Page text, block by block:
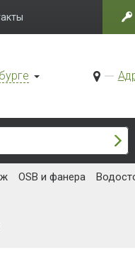
OSB и фанера